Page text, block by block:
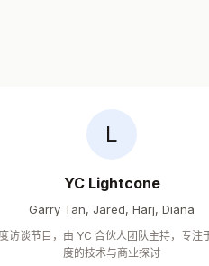
L
YC Lightcone
Garry Tan, Jared, Harj, Diana
访谈节目，由 YC 合伙人团队主持，专注
度的技术与商业探讨